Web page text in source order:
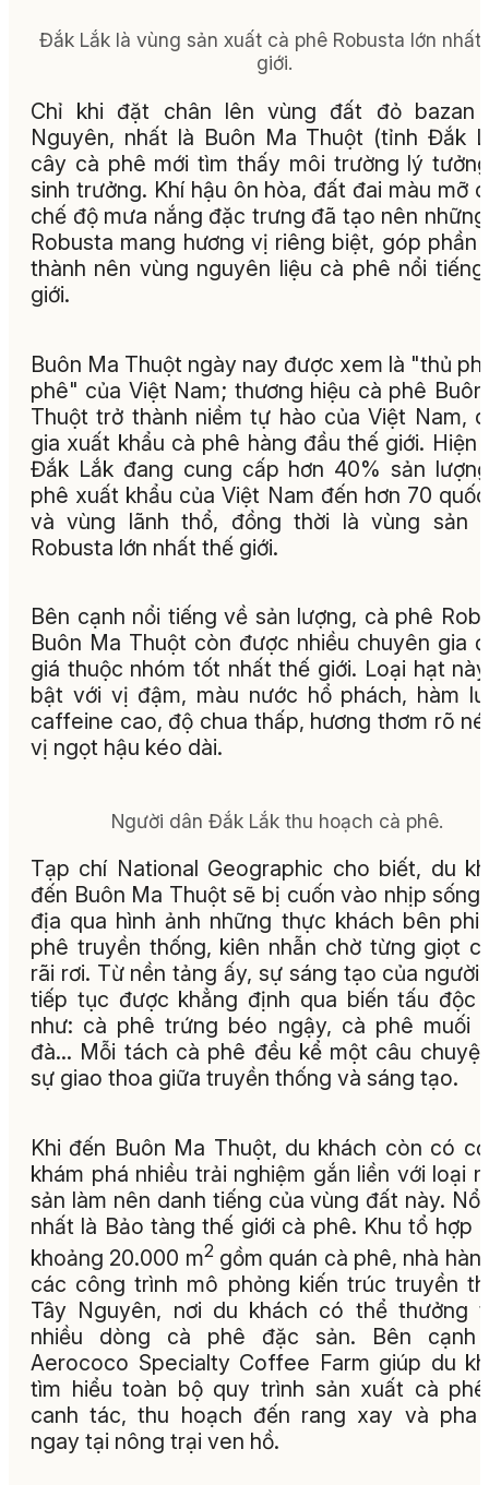
Đắk Lắk là vùng sản xuất cà phê Robusta lớn nhất
giới.
Chỉ khi đặt chân lên vùng đất đỏ bazan
Nguyên, nhất là Buôn Ma Thuột (tỉnh Đắk
cây cà phê mới tìm thấy môi trường lý
sinh trưởng. Khí hậu ôn hòa, đất đai màu mỡ
chế độ mưa nắng đặc trưng đã tạo nên
Robusta mang hương vị riêng biệt, góp phần
thành nên vùng nguyên liệu cà phê nổi
giới.
Buôn Ma Thuột ngày nay được xem là "thủ
phê" của Việt Nam; thương hiệu cà phê
Thuột trở thành niềm tự hào của Việt Nam,
gia xuất khẩu cà phê hàng đầu thế giới. Hiện
Đắk Lắk đang cung cấp hơn 40% sản
phê xuất khẩu của Việt Nam đến hơn 70
và vùng lãnh thổ, đồng thời là vùng sản
Robusta lớn nhất thế giới.
Bên cạnh nổi tiếng về sản lượng, cà phê
Buôn Ma Thuột còn được nhiều chuyên gia
giá thuộc nhóm tốt nhất thế giới. Loại hạt
bật với vị đậm, màu nước hổ phách, hàm
caffeine cao, độ chua thấp, hương thơm rõ
vị ngọt hậu kéo dài.
Người dân Đắk Lắk thu hoạch cà phê.
Tạp chí National Geographic cho biết, du
đến Buôn Ma Thuột sẽ bị cuốn vào nhịp sống
địa qua hình ảnh những thực khách bên
phê truyền thống, kiên nhẫn chờ từng giọt
rãi rơi. Từ nền tảng ấy, sự sáng tạo của người
tiếp tục được khẳng định qua biến tấu độc
như: cà phê trứng béo ngậy, cà phê muối
đà... Mỗi tách cà phê đều kể một câu
sự giao thoa giữa truyền thống và sáng tạo.
Khi đến Buôn Ma Thuột, du khách còn có
khám phá nhiều trải nghiệm gắn liền với loại
sản làm nên danh tiếng của vùng đất này.
nhất là Bảo tàng thế giới cà phê. Khu tổ hợp
khoảng 20.000 m2gồm quán cà phê, nhà
các công trình mô phỏng kiến trúc truyền
Tây Nguyên, nơi du khách có thể thưởng
nhiều dòng cà phê đặc sản. Bên cạnh
Aerococo Specialty Coffee Farm giúp du
tìm hiểu toàn bộ quy trình sản xuất cà
canh tác, thu hoạch đến rang xay và pha
ngay tại nông trại ven hồ.